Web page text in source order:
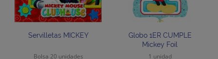
Servilletas MICKEY
Bolsa 20 unidades
Globo 1ER CUMPLE
Mickey Foil
1 unidad